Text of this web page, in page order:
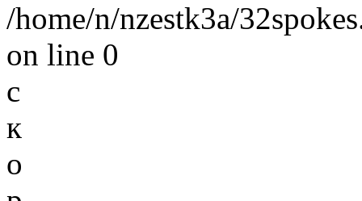
/home/n/nzestk3a/
on line 0
с
к
о